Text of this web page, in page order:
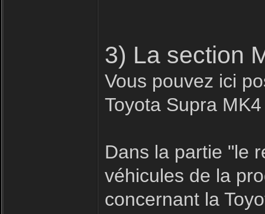
3) La section
Vous pouvez ici
Toyota Supra MK4
Dans la partie "le
véhicules de la
concernant la